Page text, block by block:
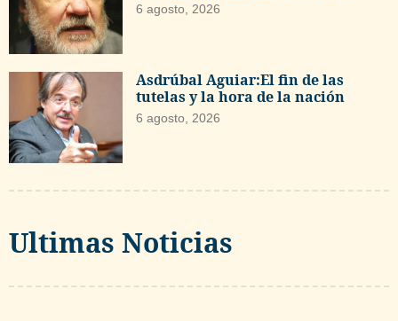
6 agosto, 2026
Asdrúbal Aguiar:El fin de las
tutelas y la hora de la nación
6 agosto, 2026
Ultimas Noticias